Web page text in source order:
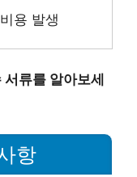
비용 발생
류를 알아보세
항